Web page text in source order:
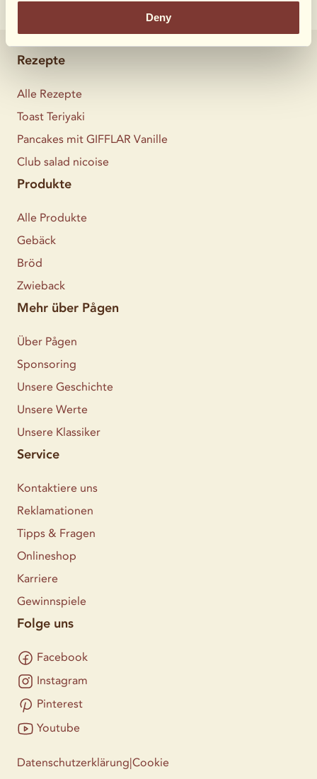
Deny
Rezepte
Alle Rezepte
Toast Teriyaki
Pancakes mit GIFFLAR Vanille
Club salad nicoise
Produkte
Alle Produkte
Gebäck
Bröd
Zwieback
Mehr über Pågen
Über Pågen
Sponsoring
Unsere Geschichte
Unsere Werte
Unsere Klassiker
Service
Kontaktiere uns
Reklamationen
Tipps & Fragen
Onlineshop
Karriere
Gewinnspiele
Folge uns
Facebook
Instagram
Pinterest
Youtube
Datenschutzerklärung|Cookie